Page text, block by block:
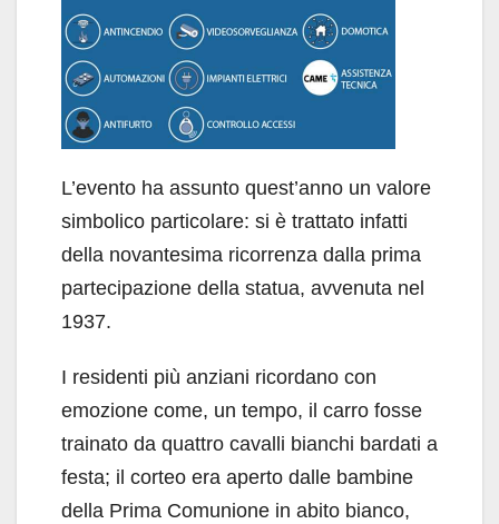
L’evento ha assunto quest’anno un valore
simbolico particolare: si è trattato infatti
della novantesima ricorrenza dalla prima
partecipazione della statua, avvenuta nel
1937.
I residenti più anziani ricordano con
emozione come, un tempo, il carro fosse
trainato da quattro cavalli bianchi bardati a
festa; il corteo era aperto dalle bambine
della Prima Comunione in abito bianco,